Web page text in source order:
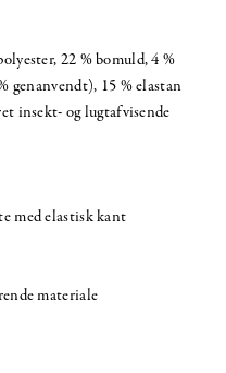
22 % bomuld, 4 %
genanvendt), 15 % elastan
insekt- og lugtafvisende
med elastisk kant
materiale